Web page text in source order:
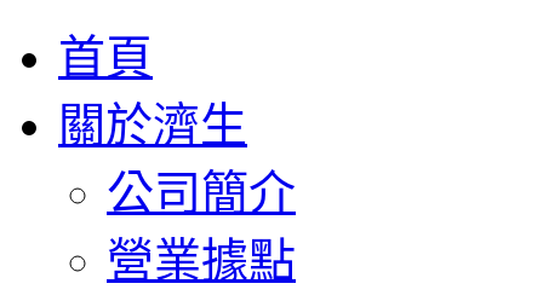
首頁
關於濟生
公司簡介
營業據點